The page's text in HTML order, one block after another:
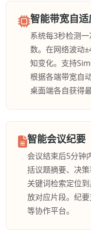
智能带宽自适
系统每3秒检测
数。在网络波动
知变化。支持
根据各端带宽自
桌面端各自获得
智能会议纪要
会议结束后5分钟
括议题摘要、决
关键词检索定位
放对应片段。纪
等协作平台。